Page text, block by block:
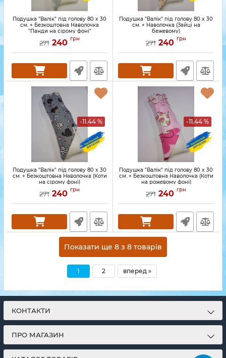
Подушка "Валік" під голову 80 x 30
см. + Безкоштовна Наволочка
"Панди на сірому фоні"
271 240 грн
Подушка "Валік" під голову 80 x 30
см. + Наволочка (Зайці на
бежевому)
271 240 грн
-11.44 %
Подушка "Валік" під голову 80 x 30
см. + Безкоштовна Наволочка (Коти
на сірому фоні)
271 240 грн
-11.44 %
Подушка "Валік" під голову 80 x 30
см. + Безкоштовна Наволочка (Коти
на рожевому фоні)
271 240 грн
Показати ще 8 з 8 товарів
1 2 вперед »
КОНТАКТИ
ПРО МАГАЗИН